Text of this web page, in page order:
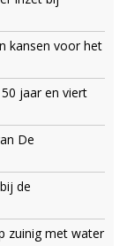
kansen voor het
jaar en viert
De
de
zuinig met water